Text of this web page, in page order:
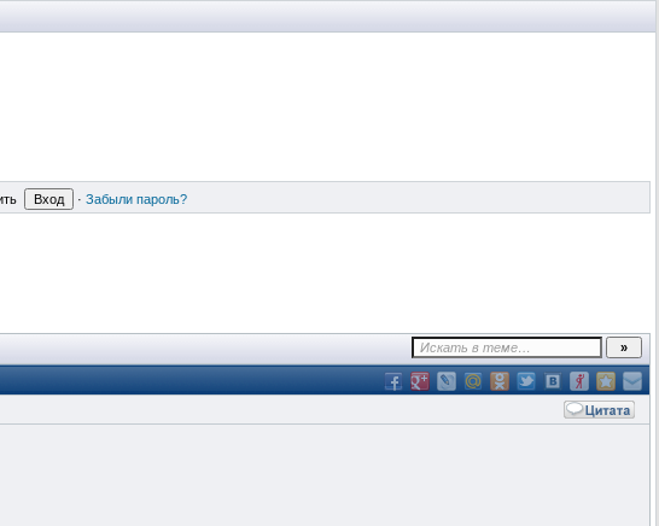
· Забыли пароль?